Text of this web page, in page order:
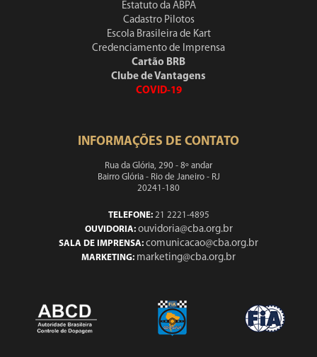
Estatuto da ABPA
Cadastro Pilotos
Escola Brasileira de Kart
Credenciamento de Imprensa
Cartão BRB
Clube de Vantagens
COVID-19
INFORMAÇÕES DE CONTATO
Rua da Glória, 290 - 8º andar
Bairro Glória - Rio de Janeiro - RJ
20241-180
TELEFONE:21 2221-4895
OUVIDORIA: ouvidoria@cba.org.br
SALA DE IMPRENSA: comunicacao@cba.org.br
MARKETING: marketing@cba.org.br